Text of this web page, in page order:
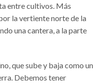
entre cultivos. Más
la vertiente norte de la
una cantera, a la parte
que sube y baja como un
Debemos tener